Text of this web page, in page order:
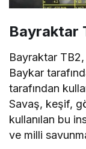
Bayraktar
Bayraktar
Baykar
tarafından
Savaş, keşif,
kullanılan bu
ve milli